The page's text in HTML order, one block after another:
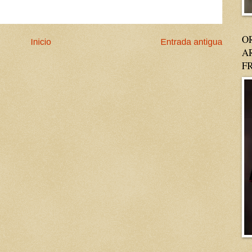
Entrada antigua
Inicio